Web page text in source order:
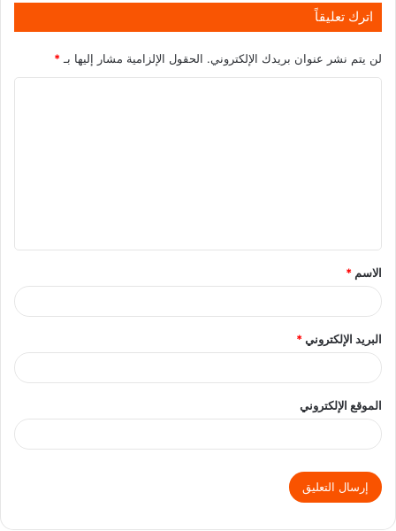
اترك تعليقاً
لن يتم نشر عنوان بريدك الإلكتروني. الحقول الإلزامية مشار إليها بـ*
الاسم *
البريد الإلكتروني*
الموقع الإلكتروني